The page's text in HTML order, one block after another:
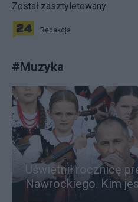
Został zasztyletowany
Redakcja
#Muzyka
Uświetnił rocznicę
Nawrockiego. Kim